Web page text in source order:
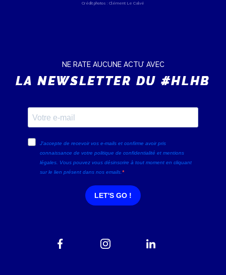
Crédit photos : Clément Le Calvé
NE RATE AUCUNE ACTU’ AVEC
LA NEWSLETTER DU #HLHB